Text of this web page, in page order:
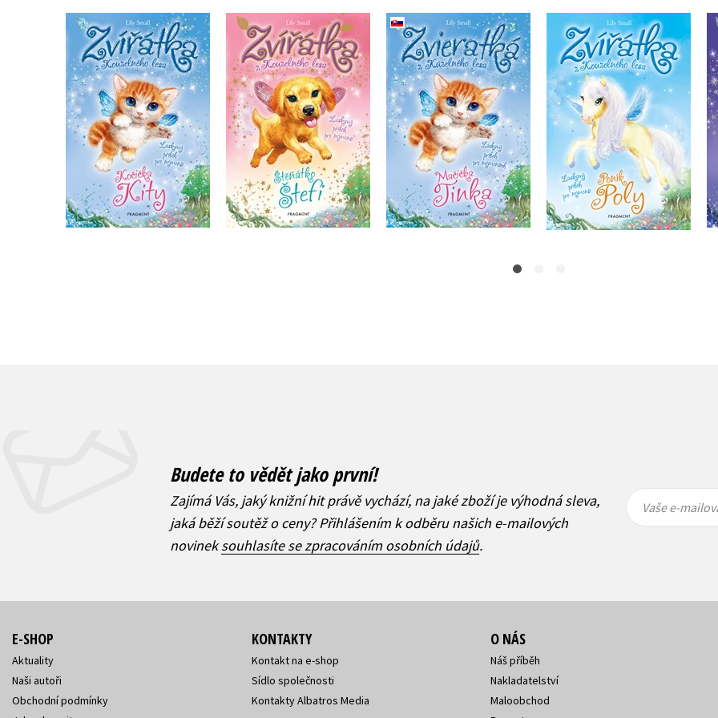
Zvířátka z Kouzelného
lesa - Kočička Kity
Lily Small
Do košíku
229 Kč
183 Kč
Zvířátka z Kouzelného
lesa – Štěňátko Štefi
Lily Small
Do košíku
229 Kč
183 Kč
Zvieratká z Kúzelného
lesa - Mačička Tinka
(slovensky)
Lily Small
Do košíku
209 Kč
167 Kč
Zvířátka z Kouzelného
lesa – Poník Poly
Lily Small
Do košíku
229 Kč
183 Kč
Budete to vědět jako první!
Zajímá Vás, jaký knižní hit právě vychází, na jaké zboží je výhodná sleva,
jaká běží soutěž o ceny? Přihlášením k odběru našich e-mailových
novineksouhlasíte se zpracováním osobních údajů.
mailová
mailová
Vaše e-
E-SHOP
Aktuality
Naši autoři
Obchodní podmínky
KONTAKTY
Kontakt na e-shop
Sídlo společnosti
Kontakty Albatros Media
O NÁS
Náš příběh
Nakladatelství
Maloobchod